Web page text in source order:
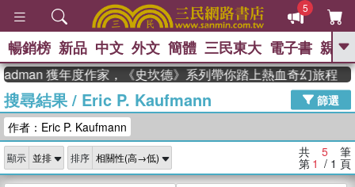
5
GO
熱搜： 東野圭吾 高希均教授回憶錄
、 The Odyssey 、 父親節 、 如果歷
獎 臺灣漫遊錄 、 方念華 、 台灣的李
登輝時代
數學女孩：黎曼猜想 、
偉大的迷走神經
暢銷榜 新品 中文 外文 簡體 三民東大 電子書 親子
獲年度作家，《史坎德》系列帶你踏上熱血奇幻旅程
搜尋結果/ Eric P. Kaufmann
篩選
作者：Eric P. Kaufmann
顯示 排序 共 5 筆
第 1 / 1 頁